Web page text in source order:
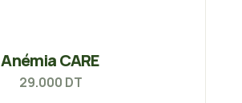
Anémia CARE
29.000 DT